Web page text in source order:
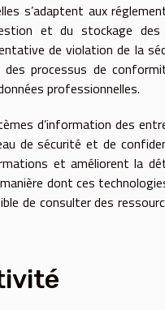
s’adaptent aux
et du stockage
de violation de la
processus de
professionnelles.
d’information des
de sécurité et de
et améliorent la
dont ces
de consulter des